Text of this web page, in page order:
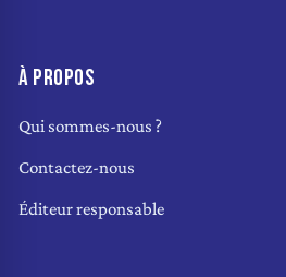
À PROPOS
Qui sommes-nous ?
Contactez-nous
Éditeur responsable